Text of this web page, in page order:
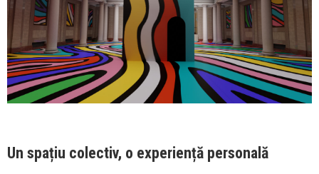
Un spațiu colectiv, o experiență personală